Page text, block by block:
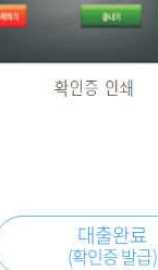
대출완료
(확인증 발급)